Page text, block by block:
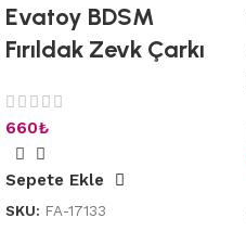
Evatoy BDSM
Fırıldak Zevk Çarkı
660₺
Sepete Ekle
SKU: FA-17133